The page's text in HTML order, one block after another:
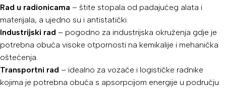
Rad u radionicama – štite stopala od padajućeg alata i
materijala, a ujedno su i antistatički.
Industrijski rad – pogodno za industrijska okruženja gdje je
potrebna obuća visoke otpornosti na kemikalije i mehanička
oštećenja.
Transportni rad – idealno za vozače i logističke radnike
kojima je potrebna obuća s apsorpcijom energije u području